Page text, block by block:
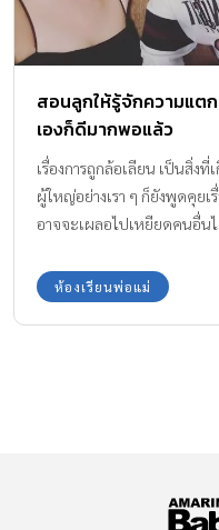
สอนลูกให้รู้จักความแต
เองก็ดีมากพอแล้ว
เรื่องการถูกล้อเลียน เป็นสิ่ง
ผู้ใหญ่อย่างเรา ๆ ก็ยังพูดคุย
อาจจะเผลอไปเหยียดคนอื่น
ห้องเรียนพ่อแม่